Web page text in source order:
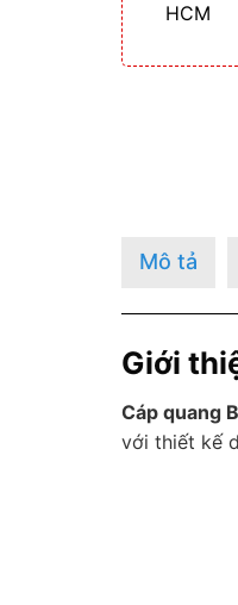
HCM
Mô tả
Giới
Cáp quang
với thiết kế